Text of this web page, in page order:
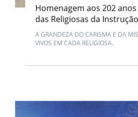
Homenagem aos 202
das Religiosas da
A GRANDEZA DO CARISMA E DA
VIVOS EM CADA RELIGIOSA.